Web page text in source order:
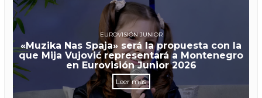
EUROVISIÓN JUNIOR
«Muzika Nas Spaja» será la propuesta con la
que Mija Vujović representará a Montenegro
en Eurovisión Junior 2026
Leer más